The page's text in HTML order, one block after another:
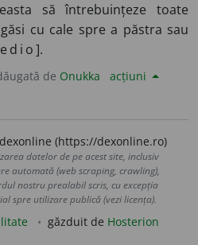
să întrebuințeze toate
cu cale spre a păstra sau
].
de Onukka acțiuni
(https://dexonline.ro)
datelor de pe acest site, inclusiv
automată (web scraping, crawling),
nostru prealabil scris, cu excepția
spre utilizare publică (vezi licența).
găzduit de Hosterion